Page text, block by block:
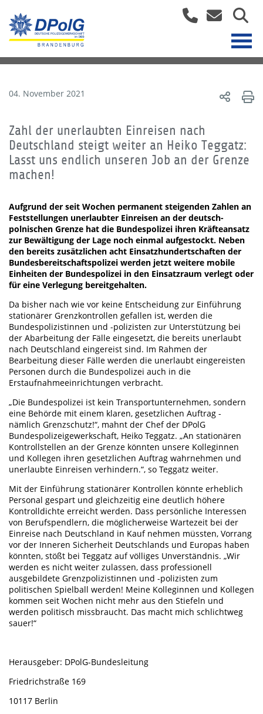
04. November 2021
Zahl der unerlaubten Einreisen nach
Deutschland steigt weiter an Heiko Teggatz:
Lasst uns endlich unseren Job an der Grenze
machen!
Aufgrund der seit Wochen permanent steigenden Zahlen an
Feststellungen unerlaubter Einreisen an der deutsch-
polnischen Grenze hat die Bundespolizei ihren Kräfteansatz
zur Bewältigung der Lage noch einmal aufgestockt. Neben
den bereits zusätzlichen acht Einsatzhundertschaften der
Bundesbereitschaftspolizei werden jetzt weitere mobile
Einheiten der Bundespolizei in den Einsatzraum verlegt oder
für eine Verlegung bereitgehalten.
Da bisher nach wie vor keine Entscheidung zur Einführung
stationärer Grenzkontrollen gefallen ist, werden die
Bundespolizistinnen und -polizisten zur Unterstützung bei
der Abarbeitung der Fälle eingesetzt, die bereits unerlaubt
nach Deutschland eingereist sind. Im Rahmen der
Bearbeitung dieser Fälle werden die unerlaubt eingereisten
Personen durch die Bundespolizei auch in die
Erstaufnahmeeinrichtungen verbracht.
„Die Bundespolizei ist kein Transportunternehmen, sondern
eine Behörde mit einem klaren, gesetzlichen Auftrag -
nämlich Grenzschutz!“, mahnt der Chef der DPolG
Bundespolizeigewerkschaft, Heiko Teggatz. „An stationären
Kontrollstellen an der Grenze könnten unsere Kolleginnen
und Kollegen ihren gesetzlichen Auftrag wahrnehmen und
unerlaubte Einreisen verhindern.“, so Teggatz weiter.
Mit der Einführung stationärer Kontrollen könnte erheblich
Personal gespart und gleichzeitig eine deutlich höhere
Kontrolldichte erreicht werden. Dass persönliche Interessen
von Berufspendlern, die möglicherweise Wartezeit bei der
Einreise nach Deutschland in Kauf nehmen müssten, Vorrang
vor der Inneren Sicherheit Deutschlands und Europas haben
könnten, stößt bei Teggatz auf völliges Unverständnis. „Wir
werden es nicht weiter zulassen, dass professionell
ausgebildete Grenzpolizistinnen und -polizisten zum
politischen Spielball werden! Meine Kolleginnen und Kollegen
kommen seit Wochen nicht mehr aus den Stiefeln und
werden politisch missbraucht. Das macht mich schlichtweg
sauer!“
Herausgeber: DPolG-Bundesleitung
Friedrichstraße 169
10117 Berlin